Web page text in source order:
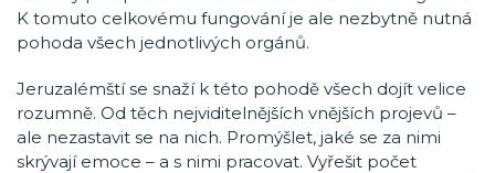
K tomuto celkovému fungování je ale nezbytně nutná
pohoda všech jednotlivých orgánů.
Jeruzalémští se snaží k této pohodě všech dojít velice
rozumně. Od těch nejviditelnějších vnějších projevů –
ale nezastavit se na nich. Promýšlet, jaké se za nimi
skrývají emoce – a s nimi pracovat. Vyřešit počet